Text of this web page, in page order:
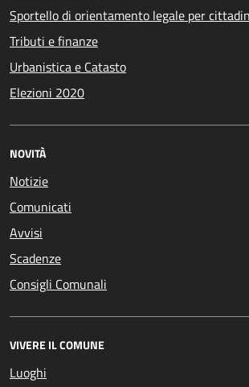
Sportello di orientamento legale per
Tributi e finanze
Urbanistica e Catasto
Elezioni 2020
NOVITÀ
Notizie
Comunicati
Avvisi
Scadenze
Consigli Comunali
VIVERE IL COMUNE
Luoghi